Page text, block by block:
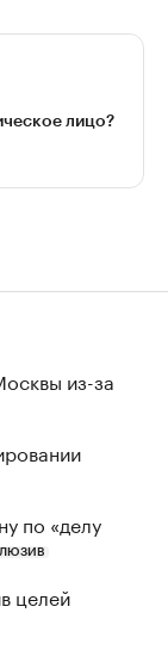
лицо?
из-за
по «делу
целей